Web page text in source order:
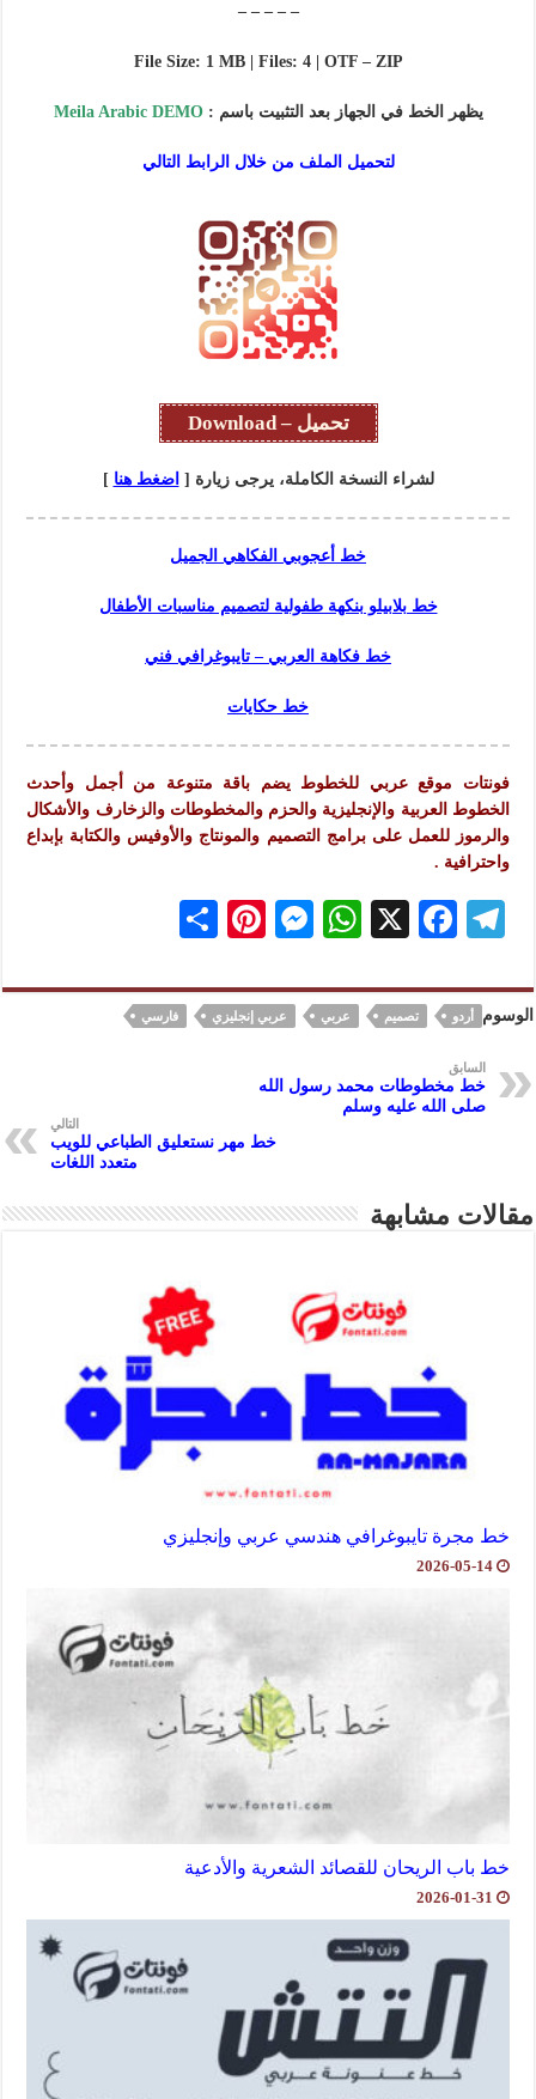
– – – – –
File Size: 1 MB | Files: 4 | OTF – ZIP
يظهر الخط في الجهاز بعد التثبيت باسم :Meila Arabic DEMO
لتحميل الملف من خلال الرابط التالي
تحميل – Download
لشراء النسخة الكاملة، يرجى زيارة [ اضغط هنا ]
خط أعجوبي الفكاهي الجميل
خط بلابيلو بنكهة طفولية لتصميم مناسبات الأطفال
خط فكاهة العربي – تايبوغرافي فني
خط حكايات
فونتات موقع عربي للخطوط يضم باقة متنوعة من أجمل وأحدث
الخطوط العربية والإنجليزية والحزم والمخطوطات والزخارف والأشكال
والرموز للعمل على برامج التصميم والمونتاج والأوفيس والكتابة بإبداع
واحترافية .
Te
gr
a
m
F
eb
oo
k
X
W
at
s
A
p
M
se
n
ge
Pi
er
es
ar
e
الوسوم أردو تصميم عربي عربي إنجليزي فارسي
السابق
خط مخطوطات محمد رسول الله
صلى الله عليه وسلم
التالي
خط مهر نستعليق الطباعي للويب
متعدد اللغات
مقالات مشابهة
خط مجرة تايبوغرافي هندسي عربي وإنجليزي
2026-05-14
خط باب الريحان للقصائد الشعرية والأدعية
2026-01-31